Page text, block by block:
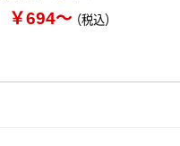
￥694～（税込）